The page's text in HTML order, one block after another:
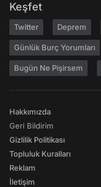
Keşfet
Twitter Deprem
Günlük Burç Yorumları
Bugün Ne Pişirsem
Hakkımızda
Geri Bildirim
Gizlilik Politikası
Topluluk Kuralları
Reklam
İletişim